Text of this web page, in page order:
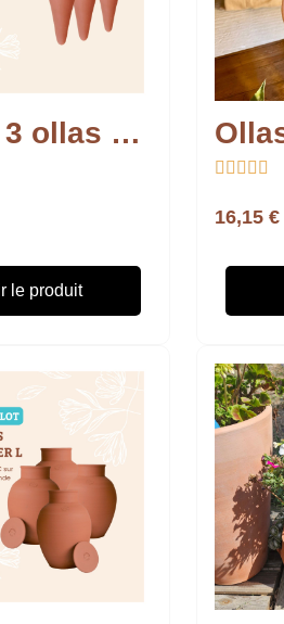
Lot de 3 ollas cône à planter
le produit
    
16,15 €